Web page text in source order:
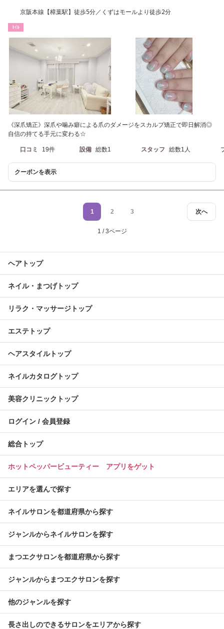
京阪本線【樟葉駅】徒歩5分／くずはモールより徒歩2分
ﾈｲﾙ
《深爪矯正》深爪や噛み癖による爪のダメージをスカルプ矯正で即日解消◎
自信の持てる手元に変わる☆
口コミ 19件 設備 総数1 スタッフ 総数1人
クーポンを表示
次へ
1 2 3
1 / 3ページ
ヘアトップ
ネイル・まつげトップ
リラク・マッサージトップ
エステトップ
ヘアスタイルトップ
ネイルカタログトップ
美容クリニックトップ
ログイン / 会員登録
総合トップ
ホットペッパービューティー アプリをゲット
エリアを選んで探す
ネイルサロンを都道府県から探す
ジャンルからネイルサロンを探す
まつエクサロンを都道府県から探す
ジャンルからまつエクサロンを探す
他のジャンルを探す
長さ出しのできるサロンをエリアから探す